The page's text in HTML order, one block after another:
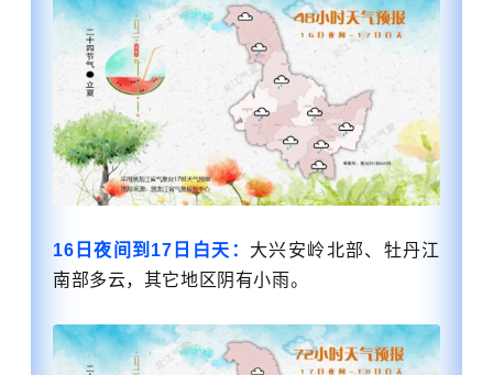
16日夜间到17日白天： 大兴安岭北部、牡丹江
南部多云，其它地区阴有小雨。